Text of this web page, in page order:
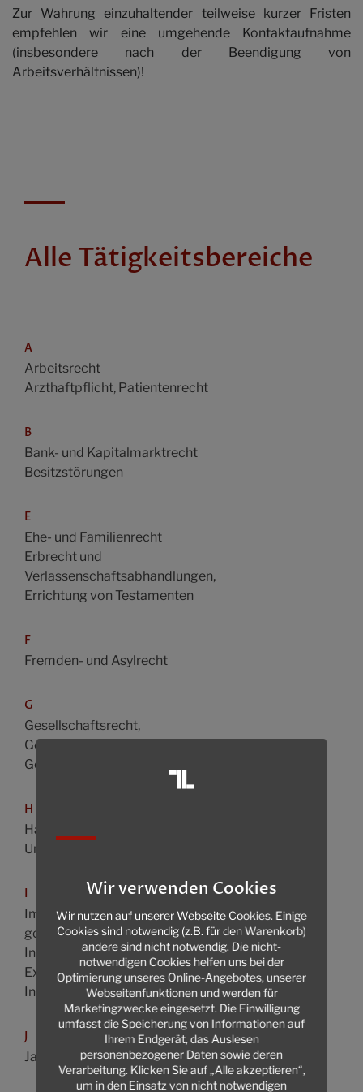
Zur Wahrung einzuhaltender teilweise kurzer Fristen
empfehlen wir eine umgehende Kontaktaufnahme
(insbesondere nach der Beendigung von
Arbeitsverhältnissen)!
Alle Tätigkeitsbereiche
A
Arbeitsrecht
Arzthaftpflicht, Patientenrecht
B
Bank- und Kapitalmarktrecht
Besitzstörungen
E
Ehe- und Familienrecht
Erbrecht und
Verlassenschaftsabhandlungen,
Errichtung von Testamenten
F
Fremden- und Asylrecht
G
Gesellschaftsrecht,
Gesellschaftsgründungen
Gewerberecht
H
Handelsrecht,
Unternehmensrecht
I
Immaterialgüterrecht,
gewerblicher Rechtsschutz
Inkassowesen,
Exekutionsrecht
Insolvenzrecht
J
Jagdrecht
Wir verwenden Cookies
Wir nutzen auf unserer Webseite Cookies. Einige
Cookies sind notwendig (z.B. für den Warenkorb)
andere sind nicht notwendig. Die nicht-
notwendigen Cookies helfen uns bei der
Optimierung unseres Online-Angebotes, unserer
Webseitenfunktionen und werden für
Marketingzwecke eingesetzt. Die Einwilligung
umfasst die Speicherung von Informationen auf
Ihrem Endgerät, das Auslesen
personenbezogener Daten sowie deren
Verarbeitung. Klicken Sie auf „Alle akzeptieren“,
um in den Einsatz von nicht notwendigen